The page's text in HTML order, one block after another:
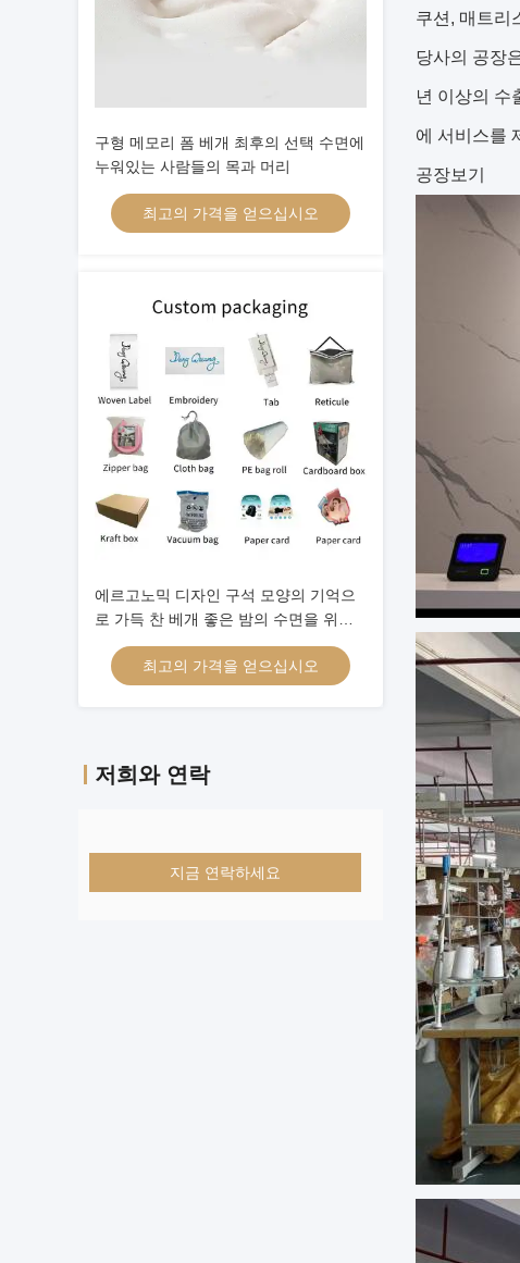
구형 메모리 폼 베개 최후의 선택 수면에
누워있는 사람들의 목과 머리
최고의 가격을 얻으십시오
에르고노믹 디자인 구석 모양의 기억으
로 가득 찬 베개 좋은 밤의 수면을 위한
궁극적인 해결책
최고의 가격을 얻으십시오
저희와 연락
지금 연락하세요
쿠션, 매트리
당사의 공장
년 이상의 수
에 서비스를
공장보기